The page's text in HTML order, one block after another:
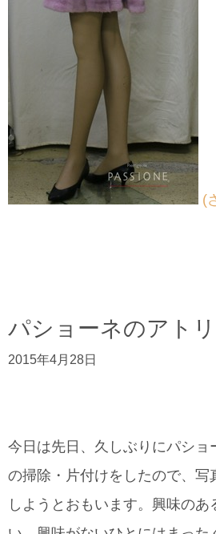
(
パショーネのアト
2015年4月28日
今日は先日、久しぶりにパショ
の掃除・片付けをしたので、写
しようとおもいます。興味のあ